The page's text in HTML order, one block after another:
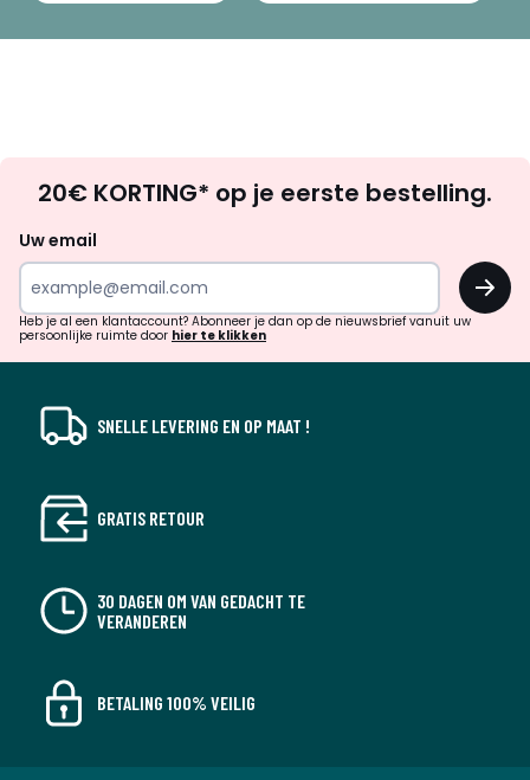
zoek
inspiratie
verrassingen?
20€ KORTING* op je eerste bestelling.
Uw email
OK
Heb je al een klantaccount? Abonneer je dan op de nieuwsbrief vanuit uw
persoonlijke ruimte door hier te klikken
SNELLE LEVERING EN OP MAAT !
GRATIS RETOUR
30 DAGEN OM VAN GEDACHT TE
VERANDEREN
BETALING 100% VEILIG